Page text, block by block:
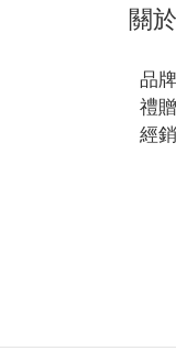
關
品
禮
經